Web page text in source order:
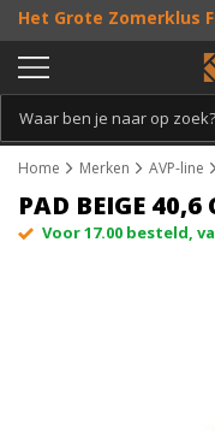
Het Grote Zomerklus
bestelling vanaf €25,
Persoonlijk & gratis
Home Merken AVP-line
PAD BEIGE
Voor 17.00 besteld,